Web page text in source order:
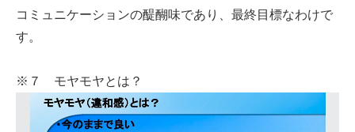
コミュニケーションの醍醐味であり、最終目標なわけで
す。
※７ モヤモヤとは？